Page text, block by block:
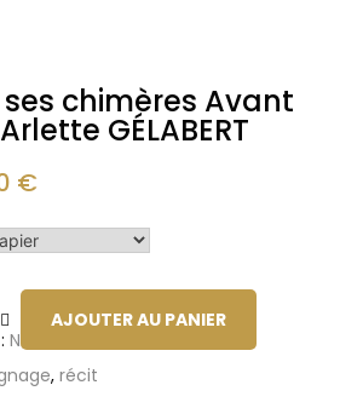
ses chimères Avant
GÉLABERT
€
AJOUTER AU PANIER
ND
, récit